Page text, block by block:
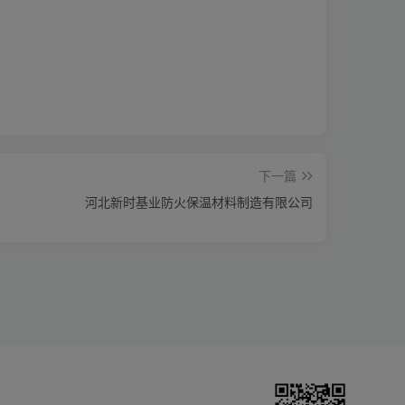
下一篇
河北新时基业防火保温材料制造有限公司